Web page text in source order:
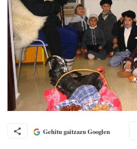
Gehitu gaitzazu Googlen